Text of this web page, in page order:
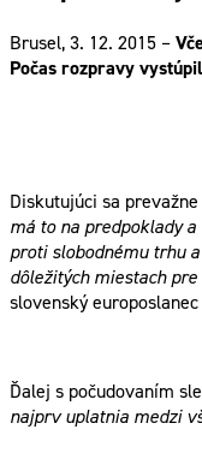
Brusel, 3. 12. 2015 –
Počas rozpravy
Diskutujúci sa
má to na predpoklady
proti slobodnému trhu
dôležitých miestach
slovenský
Ďalej s počudovaním
najprv uplatnia medzi